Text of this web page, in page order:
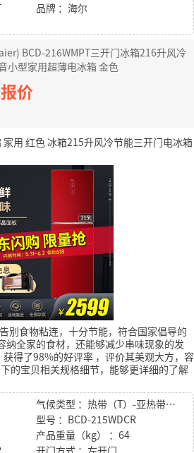
品牌 ：海尔
BCD-216WMPT三开门冰箱216升风冷
小型家用超薄电冰箱 金色
价
用 红色 冰箱215升风冷节能三开门电冰箱
别食物粘连，十分节能，符合国家倡导的
纳全家的食材，还能够减少串味现象的发
获得了98%的好评率 ，评价其美观大方，容
的宝贝相关规格细节，能够更详细的了解
气候类型 ：热带（T）-亚热带（ST）--温带（N）－亚温带型（SN）
型号 ：BCD-215WDCR
产品重量（kg） ：64
开门方式 ：左开门